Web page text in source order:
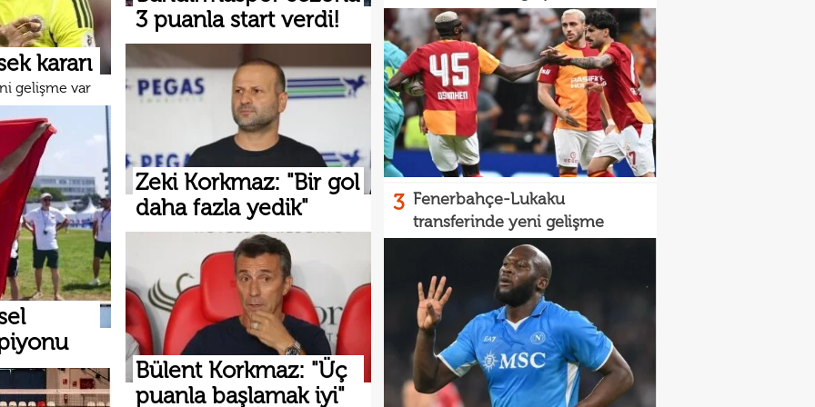
kararı
gelişme var
3 puanla start verdi!
Zeki Korkmaz: "Bir gol
daha fazla yedik"
Bülent Korkmaz: "Üç
puanla başlamak iyi"
3 Fenerbahçe-Lukaku
transferinde yeni gelişme